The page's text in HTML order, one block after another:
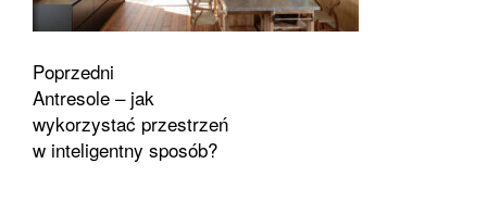
Zobacz
wpisy
Poprzedni
Antresole – jak
wykorzystać przestrzeń
w inteligentny sposób?